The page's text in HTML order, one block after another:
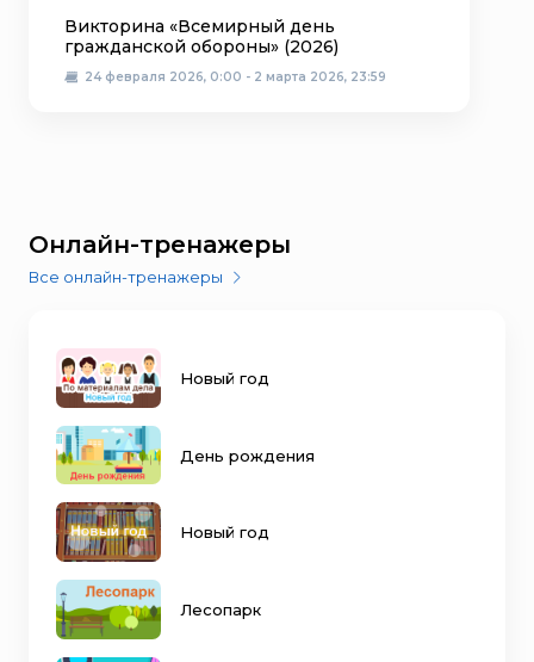
Викторина «Всемирный день
гражданской обороны» (2026)
24 февраля 2026, 0:00 - 2 марта 2026, 23:59
Онлайн-тренажеры
Все онлайн-тренажеры
Новый год
День рождения
Новый год
Лесопарк